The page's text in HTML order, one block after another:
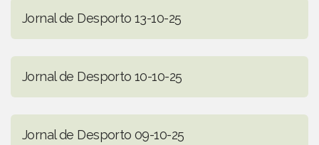
Jornal de Desporto 13-10-25
Jornal de Desporto 10-10-25
Jornal de Desporto 09-10-25